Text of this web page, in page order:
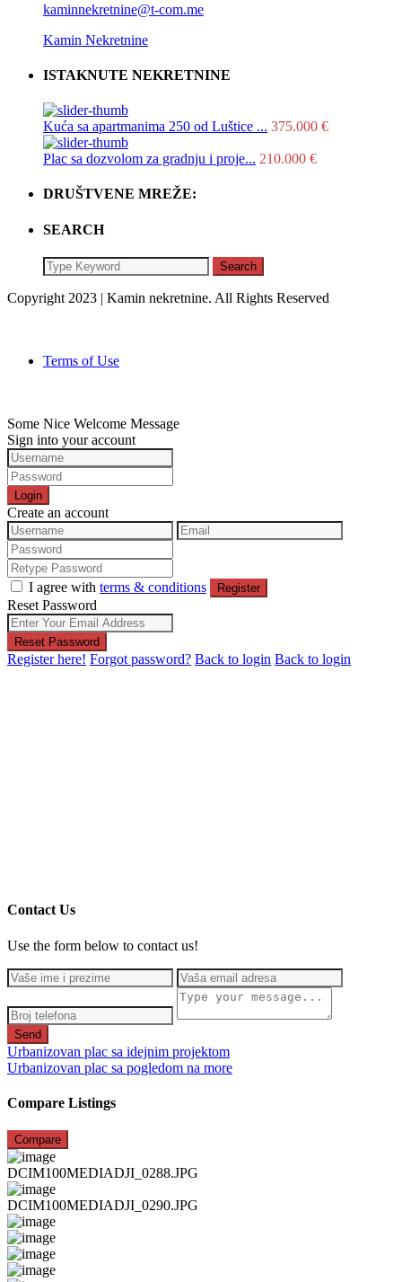
kaminnekretnine@t-com.me
Kamin Nekretnine
ISTAKNUTE NEKRETNINE
Kuća sa apartmanima 250 od Luštice ... 375.000 €
Plac sa dozvolom za gradnju i proje... 210.000 €
DRUŠTVENE MREŽE:
SEARCH
Search
Copyright 2023 | Kamin nekretnine. All Rights Reserved
Terms of Use
Some Nice Welcome Message
Sign into your account
Login
Create an account
I agree with terms & conditions Register
Reset Password
Reset Password
Register here! Forgot password? Back to login Back to login
Contact Us
Use the form below to contact us!
Send
Urbanizovan plac sa idejnim projektom
Urbanizovan plac sa pogledom na more
Compare Listings
Compare
DCIM100MEDIADJI_0288.JPG
DCIM100MEDIADJI_0290.JPG